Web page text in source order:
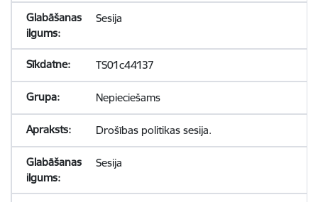
Sesija
TS01c44137
Nepieciešams
Drošības politikas sesija.
Sesija